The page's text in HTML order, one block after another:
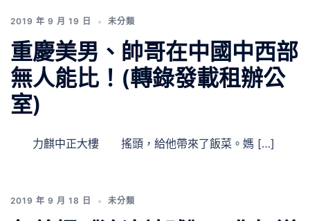
2019 年 9 月 19 日 未分類
重慶美男、帥哥在中國中西部
無人能比！(轉錄發載租辦公
室)
力麒中正大樓 搖頭，給他帶來了飯菜。媽 […]
2019 年 9 月 18 日 未分類